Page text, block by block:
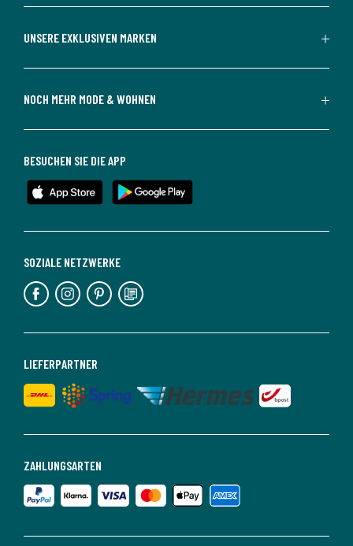
UNSERE EXKLUSIVEN MARKEN
NOCH MEHR MODE & WOHNEN
ZAHLUNGSARTEN
LIEFERPARTNER
SOZIALE NETZWERKE
BESUCHEN SIE DIE APP